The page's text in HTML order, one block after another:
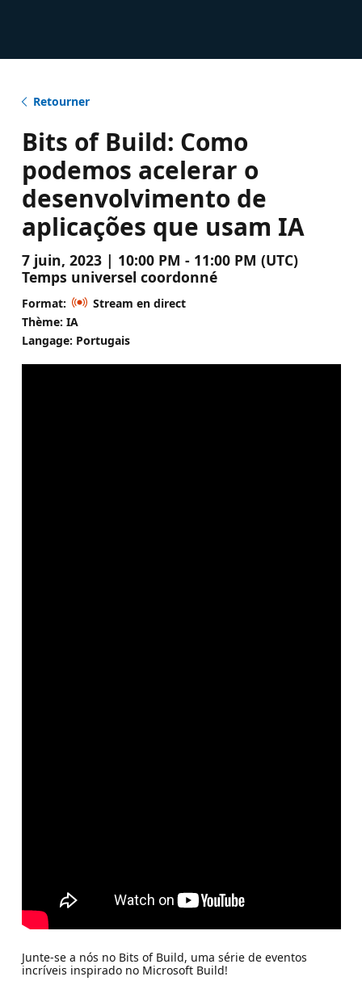
Retourner
Bits of Build: Como
podemos acelerar o
desenvolvimento de
aplicações que usam IA
7 juin, 2023 | 10:00 PM - 11:00 PM (UTC)
Temps universel coordonné
Format:
Stream en direct
Thème: IA
Langage: Portugais
Junte-se a nós no Bits of Build, uma série de eventos
incríveis inspirado no Microsoft Build!